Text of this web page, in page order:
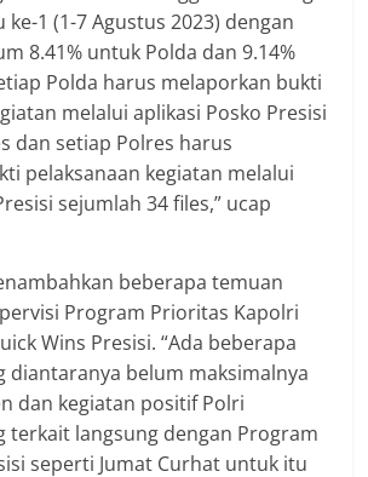
ke-1 (1-7 Agustus 2023) dengan
8.41% untuk Polda dan 9.14%
Polda harus melaporkan bukti
melalui aplikasi Posko Presisi
dan setiap Polres harus
pelaksanaan kegiatan melalui
sejumlah 34 files,” ucap
beberapa temuan
Program Prioritas Kapolri
Wins Presisi. “Ada beberapa
diantaranya belum maksimalnya
dan kegiatan positif Polri
terkait langsung dengan Program
seperti Jumat Curhat untuk itu